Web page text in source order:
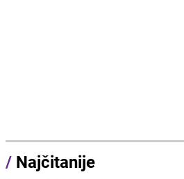
/ Najčitanije